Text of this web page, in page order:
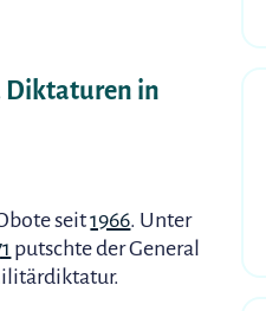
Diktaturen in
seit1966. Unter
putschte der General